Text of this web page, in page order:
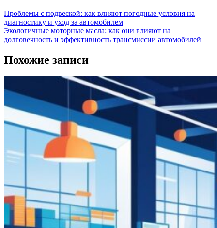
Проблемы с подвеской: как влияют погодные условия на
диагностику и уход за автомобилем
Экологичные моторные масла: как они влияют на
долговечность и эффективность трансмиссии автомобилей
Похожие записи